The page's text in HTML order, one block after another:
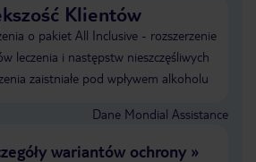
Klientów
o pakiet All Inclusive - rozszerzenie
leczenia i następstw nieszczęśliwych
zaistniałe pod wpływem alkoholu
Dane Mondial Assistance
wariantów ochrony»